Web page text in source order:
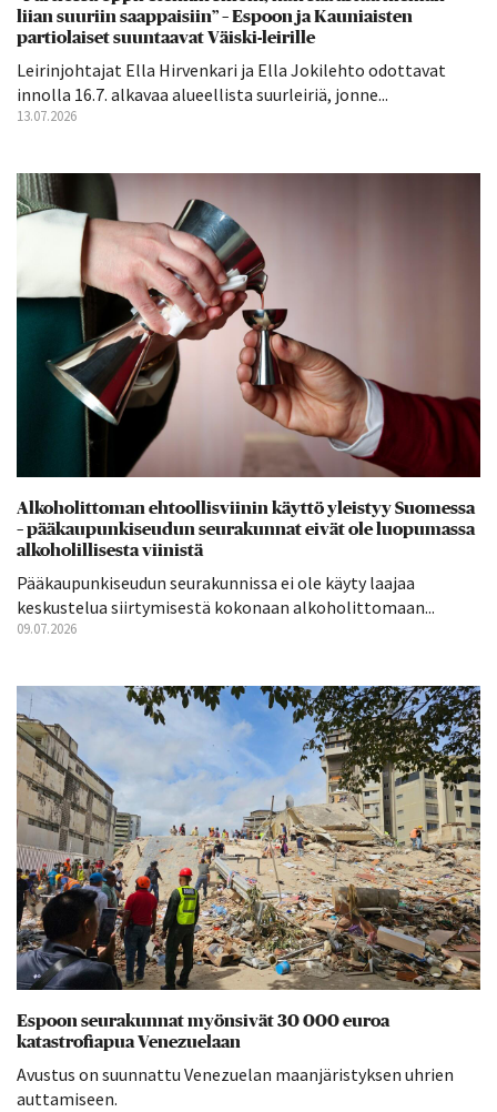
liian suuriin saappaisiin” – Espoon ja Kauniaisten
partiolaiset suuntaavat Väiski-leirille
Leirinjohtajat Ella Hirvenkari ja Ella Jokilehto odottavat
innolla 16.7. alkavaa alueellista suurleiriä, jonne...
13.07.2026
Alkoholittoman ehtoollisviinin käyttö yleistyy Suomessa
– pääkaupunkiseudun seurakunnat eivät ole luopumassa
alkoholillisesta viinistä
Pääkaupunkiseudun seurakunnissa ei ole käyty laajaa
keskustelua siirtymisestä kokonaan alkoholittomaan...
09.07.2026
Espoon seurakunnat myönsivät 30 000 euroa
katastrofiapua Venezuelaan
Avustus on suunnattu Venezuelan maanjäristyksen uhrien
auttamiseen.